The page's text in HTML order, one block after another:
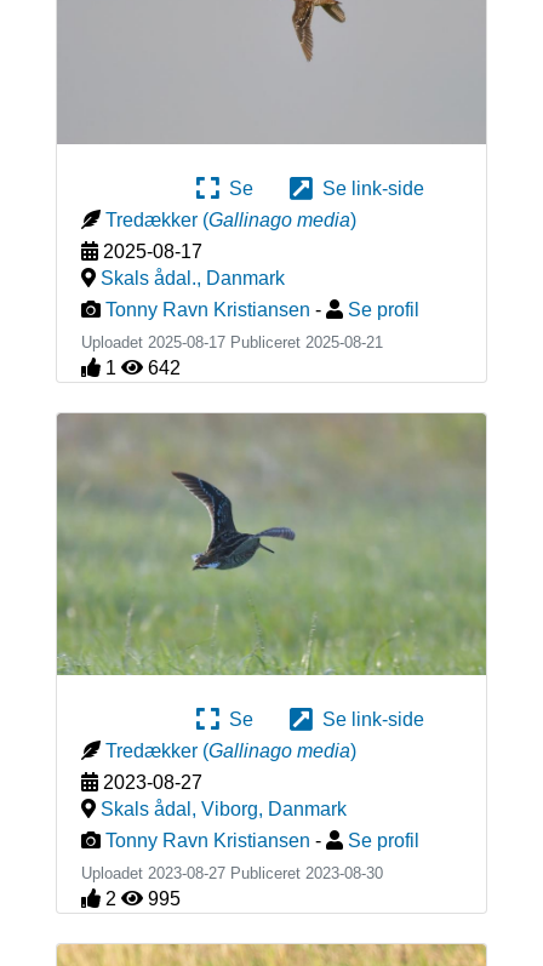
Se
Se link-side
Tredækker (Gallinago media)
2025-08-17
Skals ådal., Danmark
Tonny Ravn Kristiansen - Se profil
Uploadet 2025-08-17 Publiceret 2025-08-21
1 642
Se
Se link-side
Tredækker (Gallinago media)
2023-08-27
Skals ådal, Viborg, Danmark
Tonny Ravn Kristiansen - Se profil
Uploadet 2023-08-27 Publiceret 2023-08-30
2 995